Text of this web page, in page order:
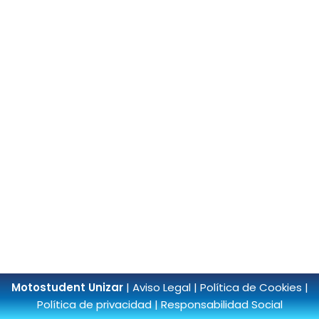
Motostudent Unizar|Aviso Legal|Política de Cookies|
Política de privacidad|Responsabilidad Social